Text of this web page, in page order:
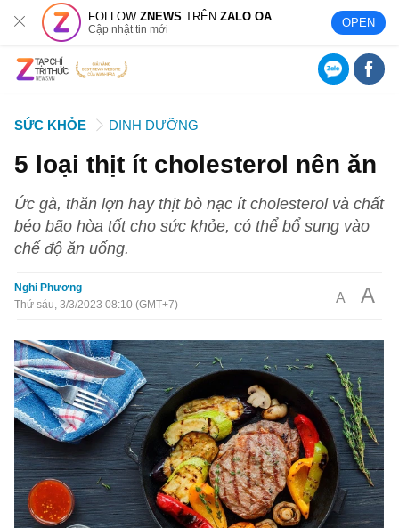
FOLLOWZNEWS TRÊNZALO OA
Cập nhật tin mới OPEN
SỨC KHỎE DINH DƯỠNG
5 loại thịt ít cholesterol nên ăn
Ức gà, thăn lợn hay thịt bò nạc ít cholesterol và chất
béo bão hòa tốt cho sức khỏe, có thể bổ sung vào
chế độ ăn uống.
Nghi Phương
Thứ sáu, 3/3/2023 08:10 (GMT+7)
A A